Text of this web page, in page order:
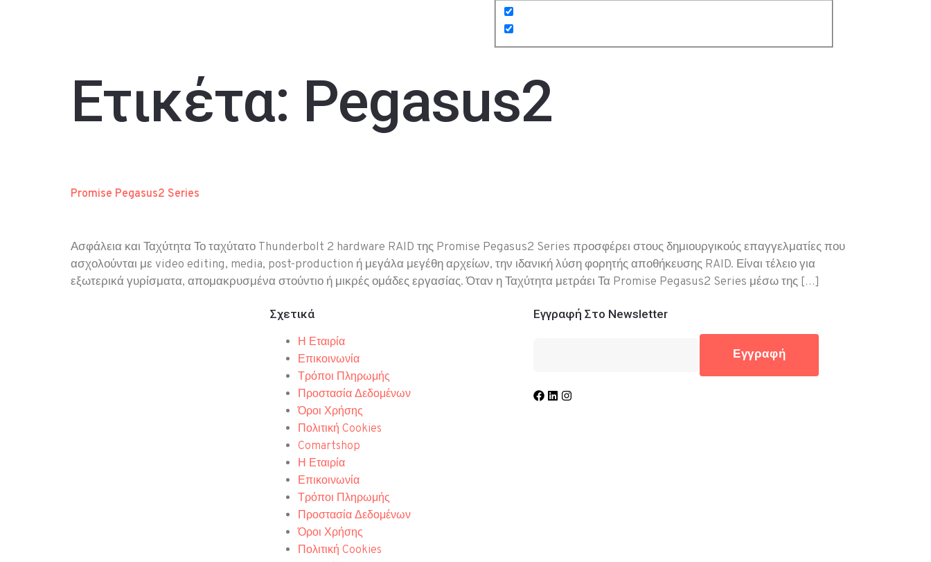
Ετικέτα: Pegasus2
Promise Pegasus2 Series
Ασφάλεια και Ταχύτητα Το ταχύτατο Thunderbolt 2 hardware RAID της Promise Pegasus2 Series προσφέρει στους δημιουργικούς επαγγελματίες που
ασχολούνται με video editing, media, post-production ή μεγάλα μεγέθη αρχείων, την ιδανική λύση φορητής αποθήκευσης RAID. Είναι τέλειο για
εξωτερικά γυρίσματα, απομακρυσμένα στούντιο ή μικρές ομάδες εργασίας. Όταν η Ταχύτητα μετράει Τα Promise Pegasus2 Series μέσω της […]
Σχετικά
Η Εταιρία
Επικοινωνία
Τρόποι Πληρωμής
Προστασία Δεδομένων
Όροι Χρήσης
Πολιτική Cookies
Comartshop
Η Εταιρία
Επικοινωνία
Τρόποι Πληρωμής
Προστασία Δεδομένων
Όροι Χρήσης
Πολιτική Cookies
Εγγραφή Στο Newsletter
Εγγραφή